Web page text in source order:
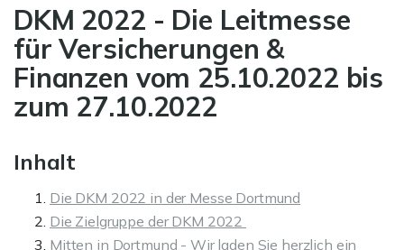
DKM 2022 - Die Leitmesse
für Versicherungen &
Finanzen vom 25.10.2022 bis
zum 27.10.2022
Inhalt
Die DKM 2022 in der Messe Dortmund
Die Zielgruppe der DKM 2022
Mitten in Dortmund - Wir laden Sie herzlich ein